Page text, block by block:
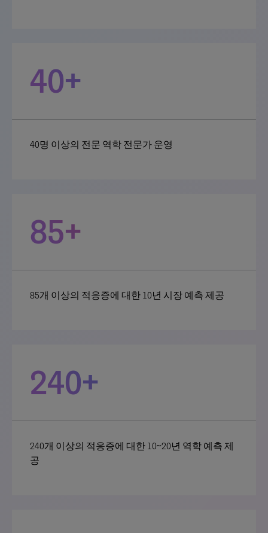
40+
40명 이상의 전문 역학 전문가 운영
85+
85개 이상의 적응증에 대한 10년 시장 예측 제공
240+
240개 이상의 적응증에 대한 10~20년 역학 예측 제
공